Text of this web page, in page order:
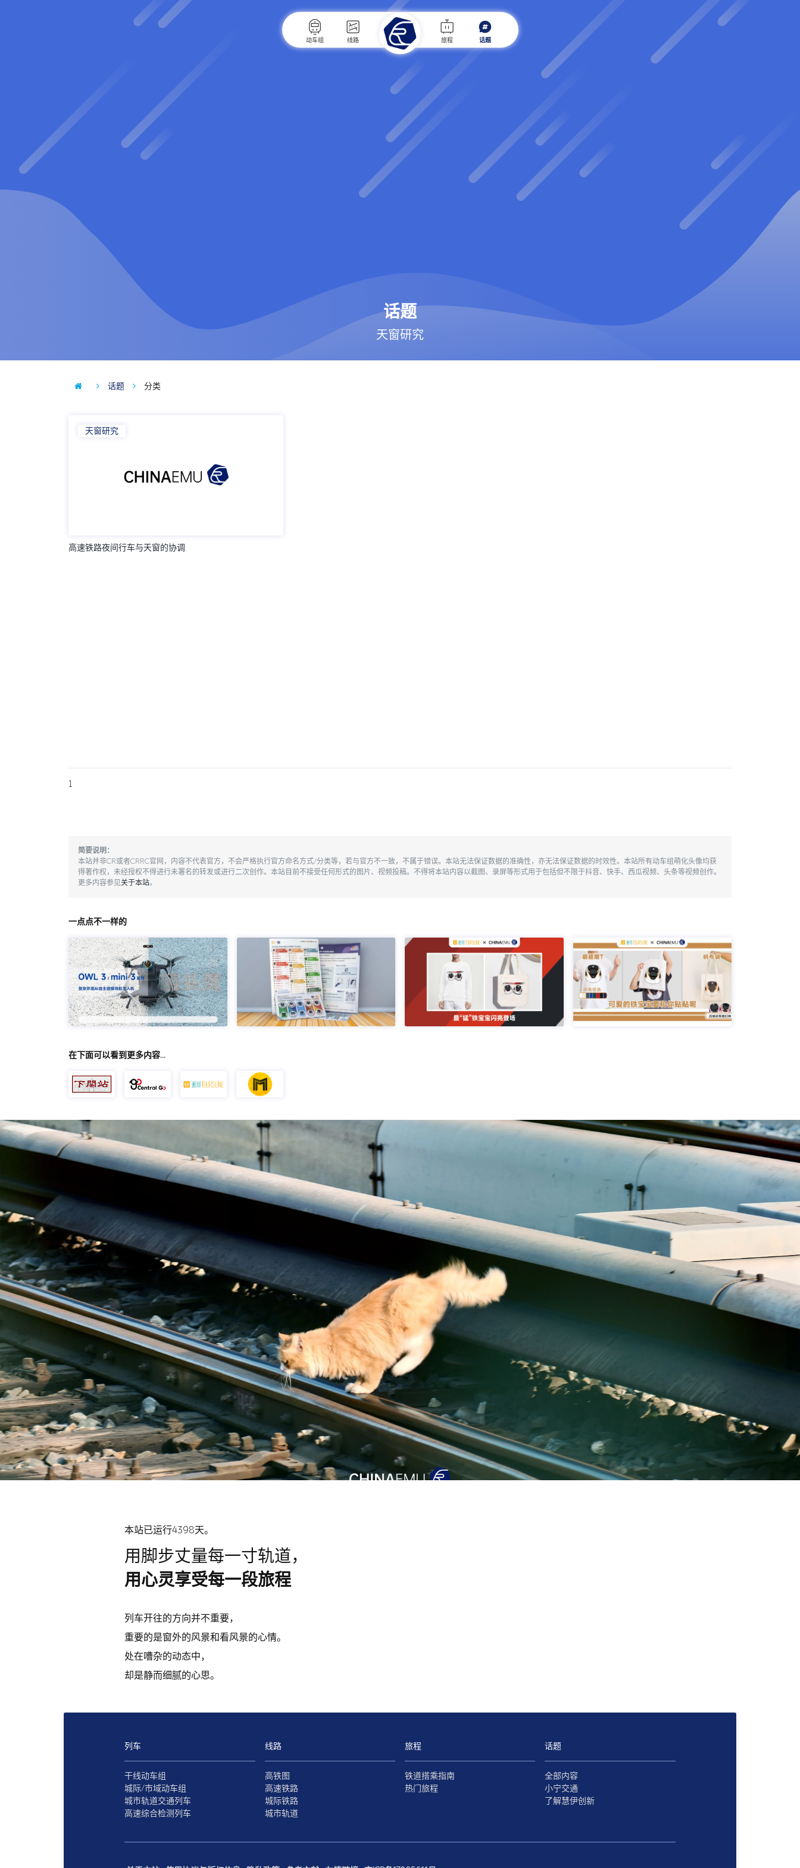
动车组 线路 旅程 话题
话题
天窗研究
话题 分类
天窗研究
高速铁路夜间行车与天窗的协调
1
简要说明：
本站并非CR或者CRRC官网，内容不代表官方，不会严格执行官方命名方式/分类等，若与官方不一致，不属于错误。本站无法保证数据的准确性，亦无法保证数据的时效性。本站所有动车组萌化头像均获
得著作权，未经授权不得进行未署名的转发或进行二次创作。本站目前不接受任何形式的图片、视频投稿。不得将本站内容以截图、录屏等形式用于包括但不限于抖音、快手、西瓜视频、头条等视频创作。
更多内容参见关于本站。
一点点不一样的
在下面可以看到更多内容…
本站已运行4398天。
用脚步丈量每一寸轨道，
用心灵享受每一段旅程
列车开往的方向并不重要，
重要的是窗外的风景和看风景的心情。
处在嘈杂的动态中，
却是静而细腻的心思。
列车
干线动车组
城际/市域动车组
城市轨道交通列车
高速综合检测列车
线路
高铁图
高速铁路
城际铁路
城市轨道
旅程
铁道搭乘指南
热门旅程
话题
全部内容
小宁交通
了解慧伊创新